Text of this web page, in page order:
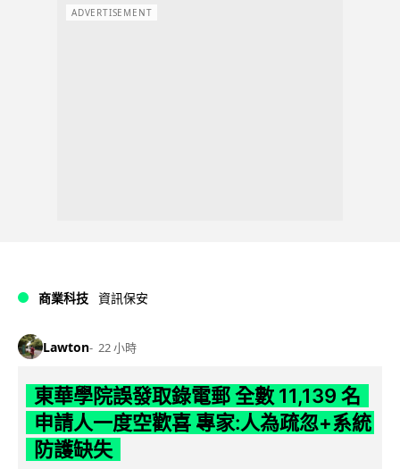
ADVERTISEMENT
商業科技 資訊保安
Lawton 22 小時
東華學院誤發取錄電郵 全數 11,139 名
申請人一度空歡喜 專家:人為疏忽+系統
防護缺失